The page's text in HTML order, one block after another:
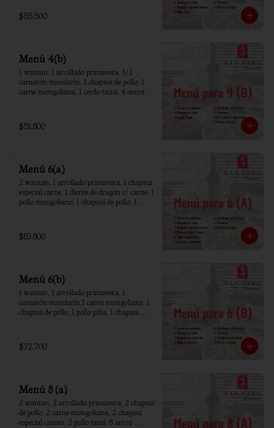
$55.500
Menú 4(b)
1 wantan, 1 arrollado primavera, 1/2
camarón mandarín, 1 chapsui de pollo, 1
carne mongoliana, 1 cerdo tausi, 4 arroz
$51.800
Menú 6(a)
2 wantan, 1 arrollado primavera, 1 chapsui
especial carne, 1 diente de dragón c/ carne, 1
pollo mongoliano, 1 chapsui de pollo, 1
$83.800
Menú 6(b)
1 wantan, 1 arrollado primavera, 1
camarón mandarín,1 carne mongoliana, 1
chapsui de pollo, 1 pollo piña, 1 chapsui
$72.700
Menú 8 (a)
2 wantan, 2 arrollado primavera, 2 chapsui
de pollo, 2 carne mongoliana, 2 chapsui
especial carnes, 2 pollo tausi, 8 arroz